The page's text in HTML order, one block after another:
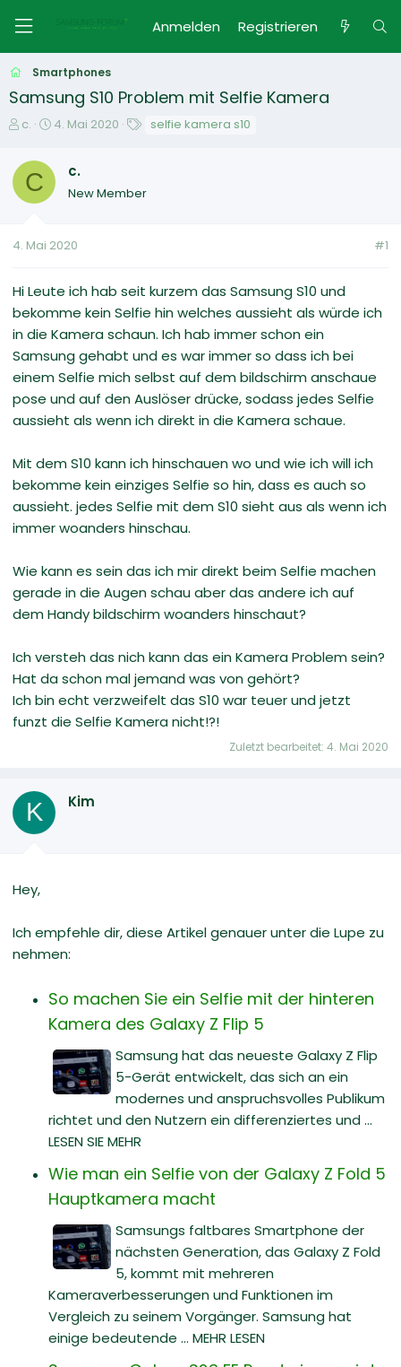
Anmelden Registrieren
Smartphones
Samsung S10 Problem mit Selfie Kamera
E
s
e
e
c.
E
t
e
t
m
4. Mai 2020
a
e
selfie kamera s10
C c.
New Member
4. Mai 2020 #1
Hi Leute ich hab seit kurzem das Samsung S10 und
bekomme kein Selfie hin welches aussieht als würde ich
in die Kamera schaun. Ich hab immer schon ein
Samsung gehabt und es war immer so dass ich bei
einem Selfie mich selbst auf dem bildschirm anschaue
pose und auf den Auslöser drücke, sodass jedes Selfie
aussieht als wenn ich direkt in die Kamera schaue.
Mit dem S10 kann ich hinschauen wo und wie ich will ich
bekomme kein einziges Selfie so hin, dass es auch so
aussieht. jedes Selfie mit dem S10 sieht aus als wenn ich
immer woanders hinschau.
Wie kann es sein das ich mir direkt beim Selfie machen
gerade in die Augen schau aber das andere ich auf
dem Handy bildschirm woanders hinschaut?
Ich versteh das nich kann das ein Kamera Problem sein?
Hat da schon mal jemand was von gehört?
Ich bin echt verzweifelt das S10 war teuer und jetzt
funzt die Selfie Kamera nicht!?!
Zuletzt bearbeitet: 4. Mai 2020
K Kim
Hey,
Ich empfehle dir, diese Artikel genauer unter die Lupe zu
nehmen:
So machen Sie ein Selfie mit der hinteren
Kamera des Galaxy Z Flip 5
Samsung hat das neueste Galaxy Z Flip
5-Gerät entwickelt, das sich an ein
modernes und anspruchsvolles Publikum
richtet und den Nutzern ein differenziertes und ...
LESEN SIE MEHR
Wie man ein Selfie von der Galaxy Z Fold 5
Hauptkamera macht
Samsungs faltbares Smartphone der
nächsten Generation, das Galaxy Z Fold
5, kommt mit mehreren
Kameraverbesserungen und Funktionen im
Vergleich zu seinem Vorgänger. Samsung hat
einige bedeutende ... MEHR LESEN